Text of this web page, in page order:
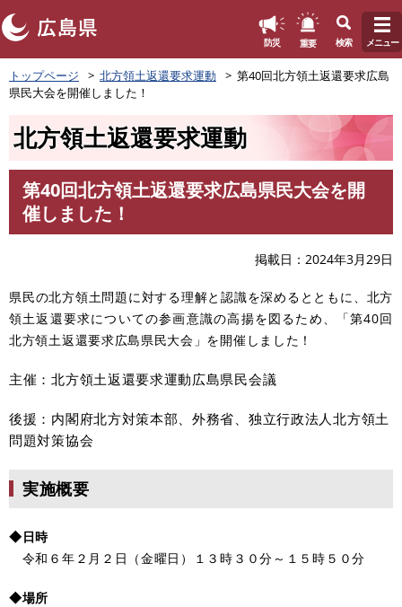
ペ
ー
ジ
防災 重要 検索 メニュー
トップページ 北方領土返還要求運動
第40回北方領土返還要求広島
県民大会を開催しました！
北方領土返還要求運動
第40回北方領土返還要求広島県民大会を開
催しました！
掲載日 2024年3月29日
県民の北方領土問題に対する理解と認識を深めるとともに、北方
領土返還要求についての参画意識の高揚を図るため、「第40回
北方領土返還要求広島県民大会」を開催しました！
主催：北方領土返還要求運動広島県民会議
後援：内閣府北方対策本部、外務省、独立行政法人北方領土
問題対策協会
実施概要
◆日時
令和６年２月２日（金曜日）１３時３０分～１５時５０分
◆場所